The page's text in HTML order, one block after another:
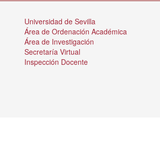
Universidad de Sevilla
Área de Ordenación Académica
Área de Investigación
Secretaría Virtual
Inspección Docente